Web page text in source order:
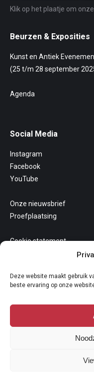
Deze website maakt gebruik
beste ervaring op onze
Klik op het plaatje om
Beurzen & Exposities
Kunst en Antiek
(25 t/m 28 september
Agenda
Social Media
Instagram
Facebook
YouTube
Onze nieuwsbrief
Proefplaatsing
Cookie statement
Niets van deze website